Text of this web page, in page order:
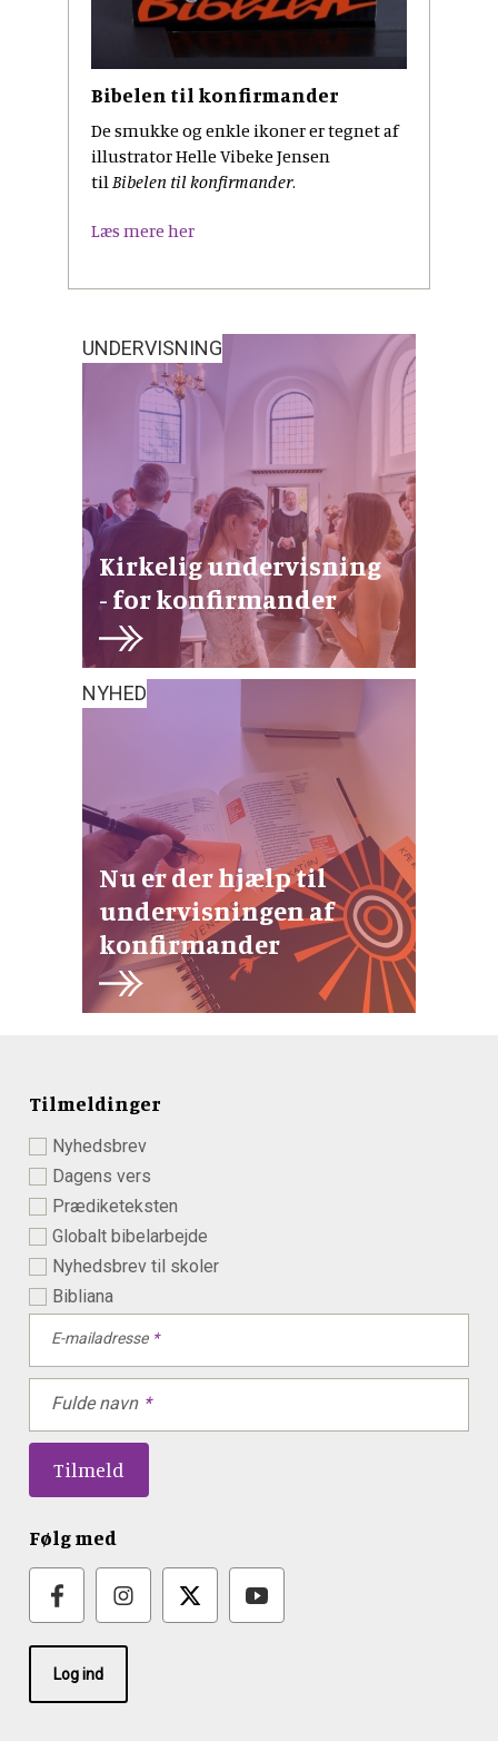
Bibelen til konfirmander
De smukke og enkle ikoner er tegnet af
illustrator Helle Vibeke Jensen
tilBibelen til konfirmander.
Læs mere her
UNDERVISNING
Kirkelig undervisning
- for konfirmander
NYHED
Nu er der hjælp til
undervisningen af
konfirmander
Tilmeldinger
Nyhedsbrev
Dagens vers
Prædiketeksten
Globalt bibelarbejde
Nyhedsbrev til skoler
Bibliana
E-mailadresse
Fulde navn
Følg med
Log ind